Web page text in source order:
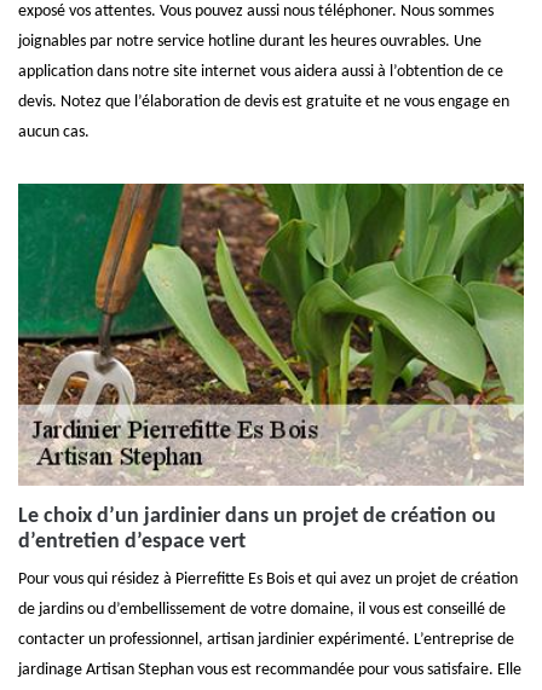
exposé vos attentes. Vous pouvez aussi nous téléphoner. Nous sommes
joignables par notre service hotline durant les heures ouvrables. Une
application dans notre site internet vous aidera aussi à l’obtention de ce
devis. Notez que l’élaboration de devis est gratuite et ne vous engage en
aucun cas.
Le choix d’un jardinier dans un projet de création ou
d’entretien d’espace vert
Pour vous qui résidez à Pierrefitte Es Bois et qui avez un projet de création
de jardins ou d’embellissement de votre domaine, il vous est conseillé de
contacter un professionnel, artisan jardinier expérimenté. L’entreprise de
jardinage Artisan Stephan vous est recommandée pour vous satisfaire. Elle